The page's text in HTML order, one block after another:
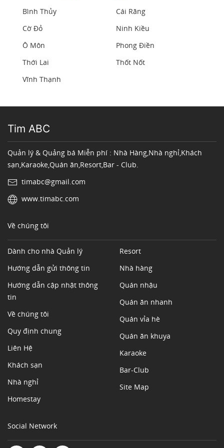
Bình Thủy
Cái Răng
Cờ Đỏ
Ninh Kiều
Ô Môn
Phong Điền
Thới Lai
Thốt Nốt
Vĩnh Thạnh
Tim ABC
Quản lý & Quảng bá Miễn phí : Nhà Hàng,Nhà nghỉ,Khách
sạn,Karaoke,Quán ăn,Resort,Bar - Club.
timabc@gmail.com
www.timabc.com
Về chúng tôi
Dành cho nhà Quản lý
Hướng dẫn gửi thông tin
Hướng dẫn cập nhật thông
tin
Về chúng tôi
Quy định chung
Liên Hệ
Khách sạn
Nhà nghỉ
Homestay
Resort
Nhà hàng
Quán nhậu
Quán ăn nhanh
Quán vỉa hè
Quán ăn khuya
Karaoke
Bar-Club
Site Map
Social Network